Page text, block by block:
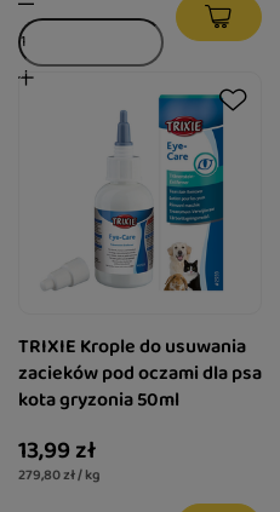
TRIXIE Krople do usuwania
zacieków pod oczami dla psa
kota gryzonia 50ml
13,99 zł
279,80 zł / kg